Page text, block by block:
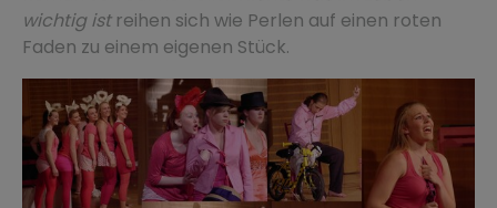
wichtig istreihen sich wie Perlen auf einen roten
Faden zu einem eigenen Stück.